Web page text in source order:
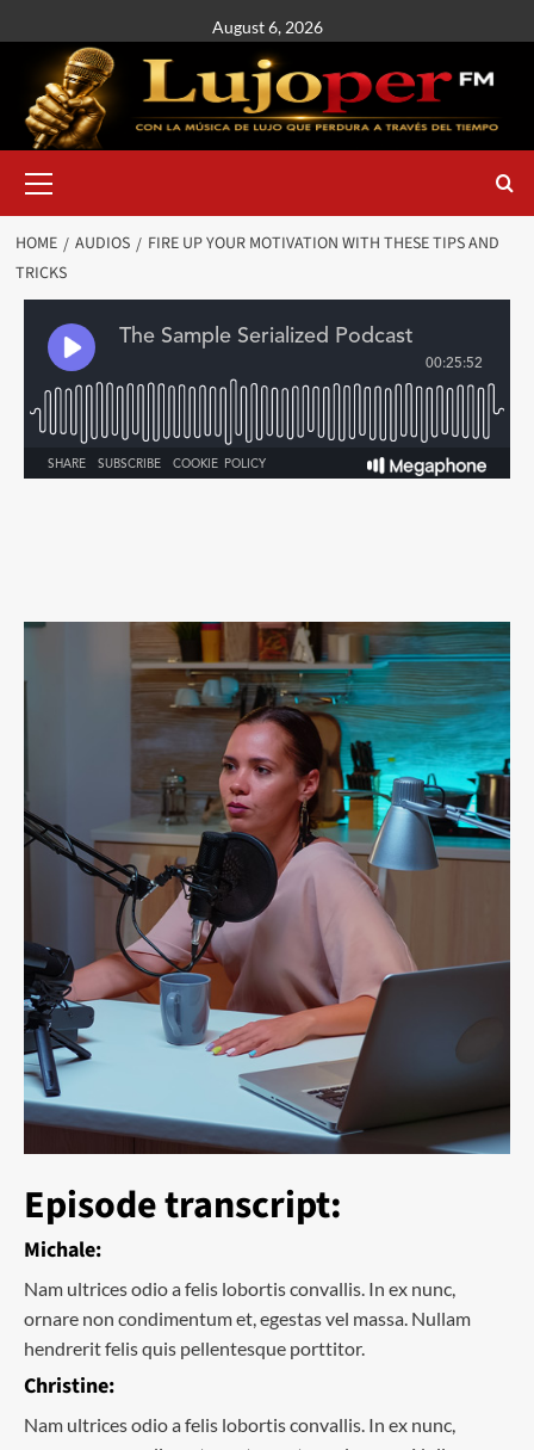
August 6, 2026
HOME AUDIOS
FIRE UP YOUR MOTIVATION WITH THESE TIPS AND
TRICKS
Episode transcript:
Michale:
Nam ultrices odio a felis lobortis convallis. In ex nunc,
ornare non condimentum et, egestas vel massa. Nullam
hendrerit felis quis pellentesque porttitor.
Christine:
Nam ultrices odio a felis lobortis convallis. In ex nunc,